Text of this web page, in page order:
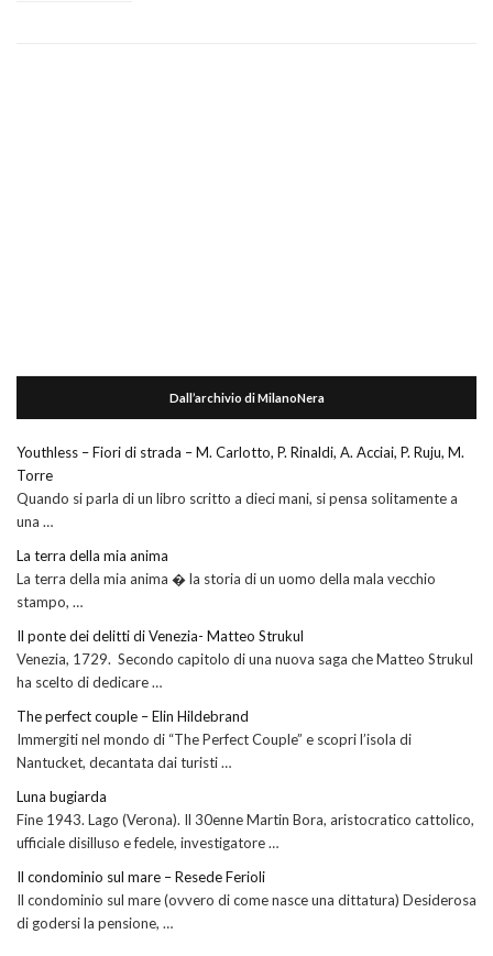
Dall’archivio di MilanoNera
Youthless – Fiori di strada – M. Carlotto, P. Rinaldi, A. Acciai, P. Ruju, M.
Torre
Quando si parla di un libro scritto a dieci mani, si pensa solitamente a
una …
La terra della mia anima
La terra della mia anima � la storia di un uomo della mala vecchio
stampo, …
Il ponte dei delitti di Venezia- Matteo Strukul
Venezia, 1729. Secondo capitolo di una nuova saga che Matteo Strukul
ha scelto di dedicare …
The perfect couple – Elin Hildebrand
Immergiti nel mondo di “The Perfect Couple” e scopri l’isola di
Nantucket, decantata dai turisti …
Luna bugiarda
Fine 1943. Lago (Verona). Il 30enne Martin Bora, aristocratico cattolico,
ufficiale disilluso e fedele, investigatore …
Il condominio sul mare – Resede Ferioli
Il condominio sul mare (ovvero di come nasce una dittatura) Desiderosa
di godersi la pensione, …